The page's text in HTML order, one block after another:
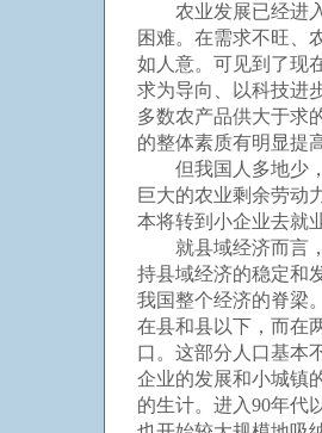
农业发展已经进入
困难。在需求不旺、
如人意。可见到了现
求为导向、以科技进
多数农产品供大于求
的整体素质有明显提
但我国人多地少，
巨大的农业剩余劳动
本将转到小企业去就
就县域经济而言，
持县域经济的稳定和
我国整个经济的脊梁
在县和县以下，而在
口。这部分人口基本
企业的发展和小城镇
的生计。进入90年代